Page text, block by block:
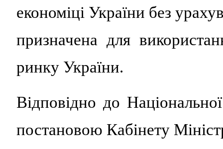
економіці України без
призначена для
ринку України.
Відповідно до
постановою Кабінету